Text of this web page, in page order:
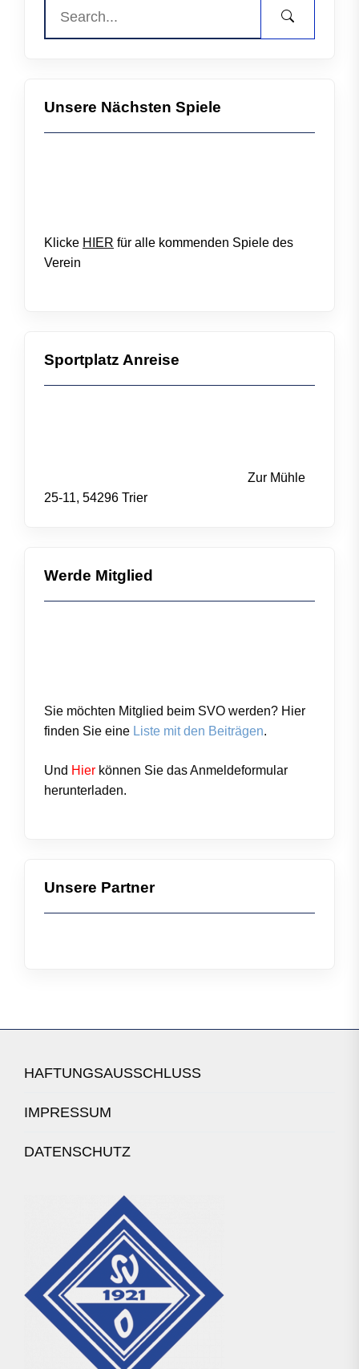
Unsere Nächsten Spiele
Klicke HIER für alle kommenden Spiele des
Verein
Sportplatz Anreise
Zur Mühle
25-11, 54296 Trier
Werde Mitglied
Sie möchten Mitglied beim SVO werden? Hier
finden Sie eine Liste mit den Beiträgen.
Und Hier können Sie dasAnmeldeformular
herunterladen.
Unsere Partner
HAFTUNGSAUSSCHLUSS
IMPRESSUM
DATENSCHUTZ